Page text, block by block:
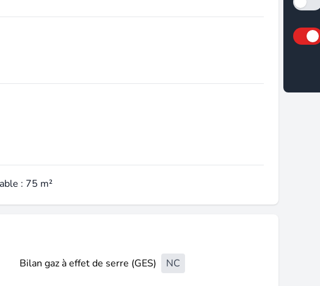
: 75 m²
Bilan gaz à effet de serre (GES) NC